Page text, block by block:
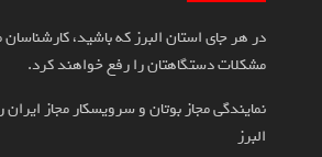
در هر جای استان البرز که باشید،
مشکلات دستگاهتان را رفع خواهند کرد.
نمایندگی مجاز بوتان و سرویسکار مجاز ایران
البرز